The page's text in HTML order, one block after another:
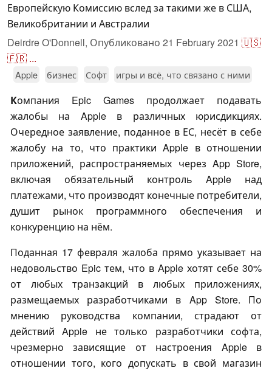
Европейскую Комиссию вслед за такими же в США,
Великобритании и Австралии
Deirdre O'Donnell, Опубликовано 21 February 2021 🇺🇸
🇫🇷 ...
Apple бизнес Софт игры и всё, что связано с ними
Компания Epic Games продолжает подавать
жалобы на Apple в различных юрисдикциях.
Очередное заявление, поданное в ЕС, несёт в себе
жалобу на то, что практики Apple в отношении
приложений, распространяемых через App Store,
включая обязательный контроль Apple над
платежами, что производят конечные потребители,
душит рынок программного обеспечения и
конкуренцию на нём.
Поданная 17 февраля жалоба прямо указывает на
недовольство Epic тем, что в Apple хотят себе 30%
от любых транзакций в любых приложениях,
размещаемых разработчиками в App Store. По
мнению руководства компании, страдают от
действий Apple не только разработчики софта,
чрезмерно зависящие от настроения Apple в
отношении того, кого допускать в свой магазин